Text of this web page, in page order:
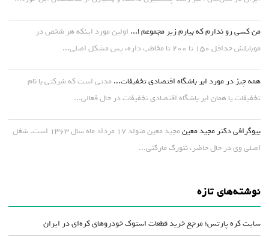
من کسی رو ندارم که بیارم زیر مجموعم !... اولین مورد اینکه هر شخص در
موبایلش حداقل ۱۵۰ تا ۲۰۰ تا مخاطب داره، پس مشکل اصلی...
همه چیز در مورد ابر باشگاه اقتصادی تخفیفات... مدتی است که شرکتی با نام
تخفیفات یا همان ابر باشگاه اقتصادی تخفیفات در حال فعالی...
بیوگرافی دکتر مجید معین
مجید معین متولد ۱۷ مرداد ماه سال ۱۳۶۳ است. شغل
اصلی وی در حال حاضر، نتورک مارکتی...
نوشته‌های تازه
سایت کره پارتس؛ مرجع خرید قطعات استوک خودروهای کره‌ای در ایران